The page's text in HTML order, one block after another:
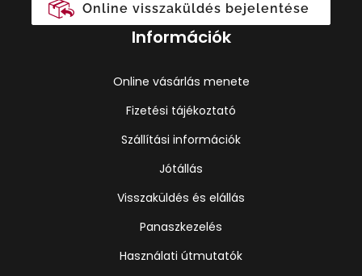
Online visszaküldés bejelentése
Információk
Online vásárlás menete
Fizetési tájékoztató
Szállítási információk
Jótállás
Visszaküldés és elállás
Panaszkezelés
Használati útmutatók